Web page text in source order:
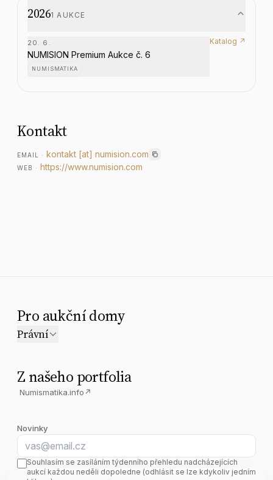
20261 AUKCE
20. 6.
NUMISION Premium Aukce č. 6
NUMISMATIKA
Katalog ↗
Kontakt
EMAIL · kontakt [at] numision.com
WEB · https://www.numision.com
Pro aukční domy
Právní
Z našeho portfolia
Numismatika.info ↗
Novinky
E-mail
Souhlasím se zasíláním týdenního přehledu nadcházejících
aukcí každou neděli dopoledne (odhlásit se lze kdykoliv jedním